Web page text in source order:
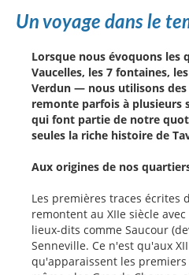
Un voyage dans le
Lorsque nous évoquons
Vaucelles, les 7 fontaines,
Verdun — nous utilisons
remonte parfois à plusieurs
qui font partie de notre
seules la riche histoire de
Aux origines de nos
Les premières traces écrites
remontent au XIIe siècle
lieux-dits comme Saucour
Senneville. Ce n'est qu'aux
qu'apparaissent les